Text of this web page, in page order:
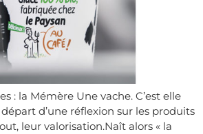
: la Mémère Une vache. C’est elle
d’une réflexion sur les produits
leur valorisation.Naît alors « la